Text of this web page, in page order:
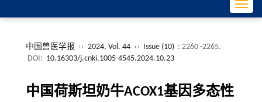
中国兽医学报 ›› 2024, Vol. 44 ›› Issue (10) : 2260 -2265.
DOI: 10.16303/j.cnki.1005-4545.2024.10.23
中国荷斯坦奶牛ACOX1基因多态性